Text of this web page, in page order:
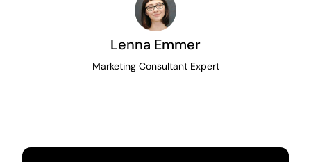
Lenna Emmer
Marketing Consultant Expert